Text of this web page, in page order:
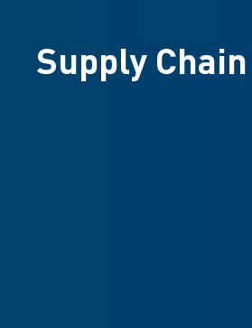
Supply